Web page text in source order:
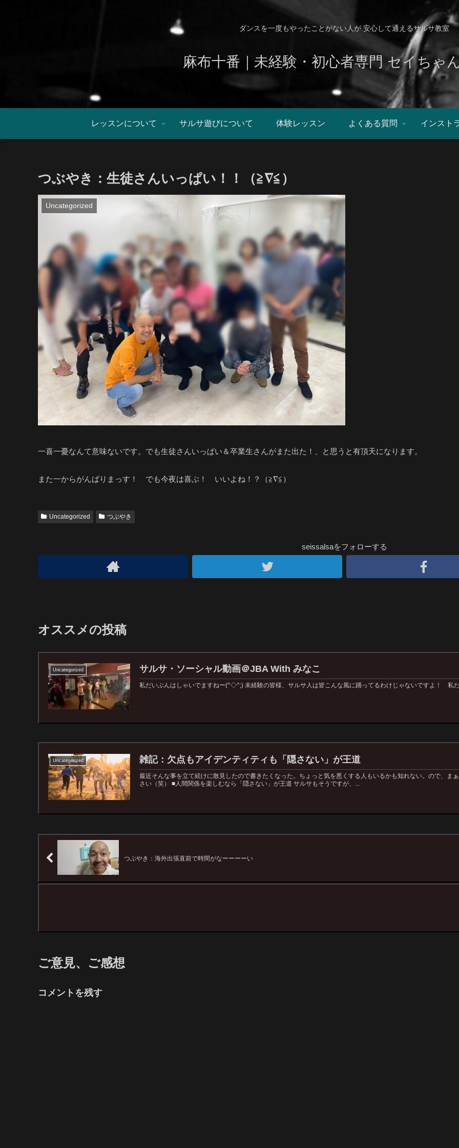
ダンスを一度もやったことがない人が 安心して通えるサルサ教室
麻布十番｜未経験・初心者専門 セイちゃ
レッスンについて サルサ遊びについて 体験レッスン よくある質問 インスト
つぶやき：生徒さんいっぱい！！（≧∇≦）
Uncategorized
一喜一憂なんて意味ないです。でも生徒さんいっぱい＆卒業生さんがまた出た！、と思うと有頂天になります。
また一からがんばりまっす！ でも今夜は喜ぶ！ いいよね！？（≧∇≦）
Uncategorized つぶやき
seissalsaをフォローする
オススメの投稿
Uncategorized サルサ・ソーシャル動画＠JBA With みなこ
私だいぶんはしゃいでますねー(^◇^;) 未経験の皆様、サルサ人は皆こんな風に踊ってるわけじゃないですよ！ 私だ
Uncategorized 雑記：欠点もアイデンティティも「隠さない」が王道
最近そんな事を立て続けに散見したので書きたくなった。ちょっと気を悪くする人もいるかも知れない。ので、ま
さい（笑） ■人間関係を楽しむなら「隠さない」が王道 サルサもそうですが、...
つぶやき：海外出張直前で時間がなーーーーい
ご意見、ご感想
コメントを残す